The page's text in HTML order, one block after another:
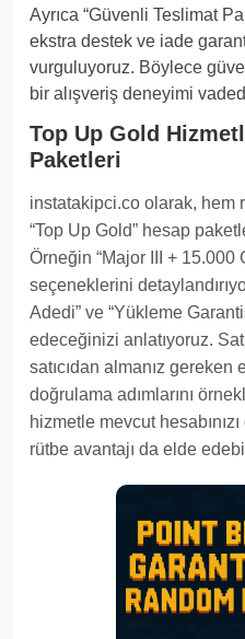
Ayrıca “Güvenli Teslimat
ekstra destek ve iade
vurguluyoruz. Böylece
bir alışveriş deneyimi
Top Up Gold
Paketleri
instatakipci.co olarak, hem
“Top Up Gold” hesap
Örneğin “Major III + 15.000
seçeneklerini
Adedi” ve “Yükleme
edeceğinizi anlatıyoruz.
satıcıdan almanız
doğrulama adımlarını
hizmetle mevcut
rütbe avantajı da elde